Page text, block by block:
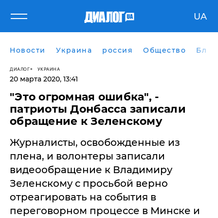
UA
Новости Украина россия Общество
ДИАЛОГ УКРАИНА
20 марта 2020, 13:41
"Это огромная ошибка", -
патриоты Донбасса записали
обращение к Зеленскому
Журналисты, освобожденные из
плена, и волонтеры записали
видеообращение к Владимиру
Зеленскому с просьбой верно
отреагировать на события в
переговорном процессе в Минске и